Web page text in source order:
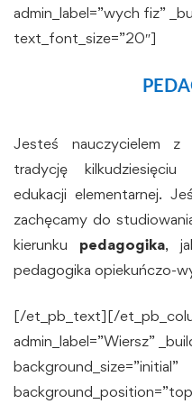
admin_label=”wych fiz”
text_font_size=”20″]
Jesteś nauczycielem z
tradycję
edukacji elementarnej.
zachęcamy do
kierunku pedagogika,
pedagogika opiekuńczo-
[/et_pb_text][/
admin_label=”Wiersz”
background_size=”initial”